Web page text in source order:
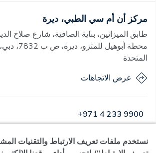
مركز أن أم سي الطبي، ديرة
طابق الميزانين، بناية الصافية، شارع صلاح
محطة أبوهيل
المتحدة
عرض الاتجاهات
+971 4 233 9900
مفتوح · مفتوح اليوم,
07:00 - 23:00
نستخدم ملفات تعريف الارتباط والتقنيات